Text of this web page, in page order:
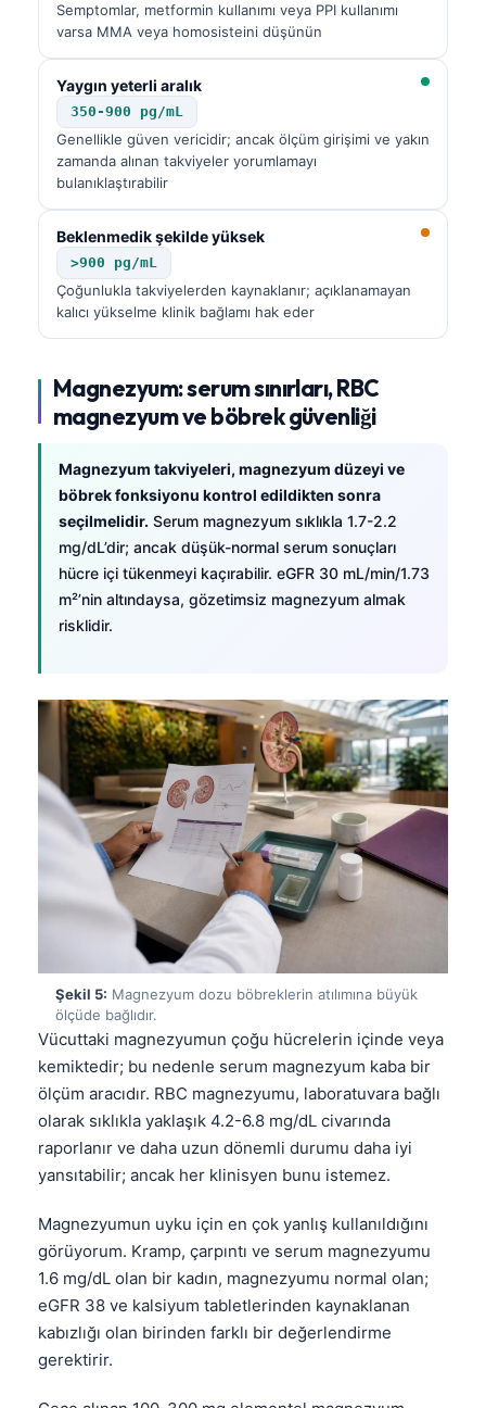
Semptomlar, metformin kullanımı veya PPI kullanımı
varsa MMA veya homosisteini düşünün
Yaygın yeterli aralık
350-900 pg/mL
Genellikle güven vericidir; ancak ölçüm girişimi ve yakın
zamanda alınan takviyeler yorumlamayı
bulanıklaştırabilir
Beklenmedik şekilde yüksek
>900 pg/mL
Çoğunlukla takviyelerden kaynaklanır; açıklanamayan
kalıcı yükselme klinik bağlamı hak eder
Magnezyum: serum sınırları, RBC
magnezyum ve böbrek güvenliği
Magnezyum takviyeleri, magnezyum düzeyi ve
böbrek fonksiyonu kontrol edildikten sonra
seçilmelidir. Serum magnezyum sıklıkla 1.7-2.2
mg/dL’dir; ancak düşük-normal serum sonuçları
hücre içi tükenmeyi kaçırabilir. eGFR 30 mL/min/1.73
m²’nin altındaysa, gözetimsiz magnezyum almak
risklidir.
Şekil 5: Magnezyum dozu böbreklerin atılımına büyük
ölçüde bağlıdır.
Vücuttaki magnezyumun çoğu hücrelerin içinde veya
kemiktedir; bu nedenle serum magnezyum kaba bir
ölçüm aracıdır. RBC magnezyumu, laboratuvara bağlı
olarak sıklıkla yaklaşık 4.2-6.8 mg/dL civarında
raporlanır ve daha uzun dönemli durumu daha iyi
yansıtabilir; ancak her klinisyen bunu istemez.
Magnezyumun uyku için en çok yanlış kullanıldığını
görüyorum. Kramp, çarpıntı ve serum magnezyumu
1.6 mg/dL olan bir kadın, magnezyumu normal olan;
eGFR 38 ve kalsiyum tabletlerinden kaynaklanan
kabızlığı olan birinden farklı bir değerlendirme
gerektirir.Afrikaans
Монгол
ພາສາລາວ
Basa Jawa
ئۇيغۇرچە
Кыргызча
Татар теле
Беларуская мова
Esperanto
Frysk
Ślōnskŏ gŏdka
Norsk bokmål